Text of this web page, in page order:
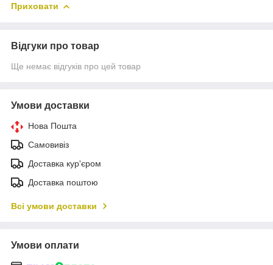
Приховати
Відгуки про товар
Ще немає відгуків про цей товар
Умови доставки
Нова Пошта
Самовивіз
Доставка кур'єром
Доставка поштою
Всі умови доставки
Умови оплати